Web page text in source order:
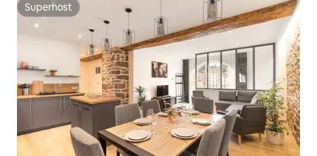
Superhost
Superhost